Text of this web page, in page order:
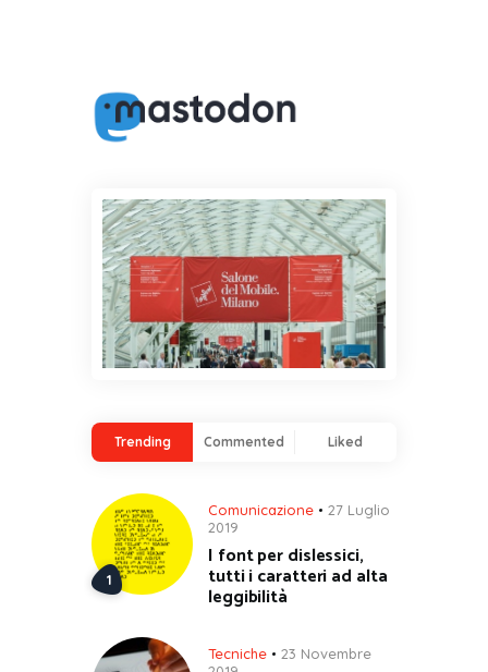
Trending Commented Liked
Comunicazione
27 Luglio
2019
I font per dislessici,
tutti i caratteri ad alta
leggibilità
Tecniche
23 Novembre